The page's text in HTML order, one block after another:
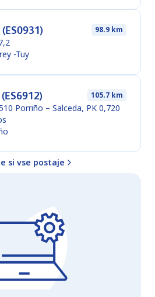
98.9 km
-Tuy
105.7 km
Porriño – Salceda, PK 0,720
si vse postaje